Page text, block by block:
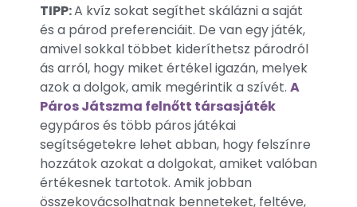
TIPP:A kvíz sokat segíthet skálázni a saját
és a párod preferenciáit. De van egy játék,
amivel sokkal többet kideríthetsz párodról
ás arról, hogy miket értékel igazán, melyek
azok a dolgok, amik megérintik a szívét. A
Páros Játszma felnőtt társasjáték
egypáros és több páros játékai
segítségetekre lehet abban, hogy felszínre
hozzátok azokat a dolgokat, amiket valóban
értékesnek tartotok. Amik jobban
összekovácsolhatnak benneteket, feltéve,